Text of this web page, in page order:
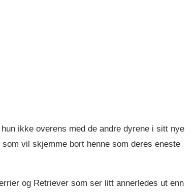
ikke overens med de andre dyrene i sitt nye
vil skjemme bort henne som deres eneste
og Retriever som ser litt annerledes ut enn